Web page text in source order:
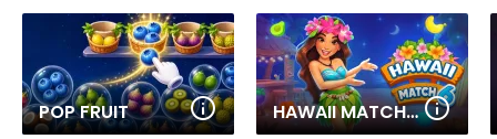
POP FRUIT HAWAII MATCH 6